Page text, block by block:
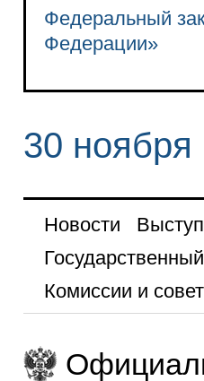
Федеральный
Федерации»
30 ноября
Новости
Комиссии и